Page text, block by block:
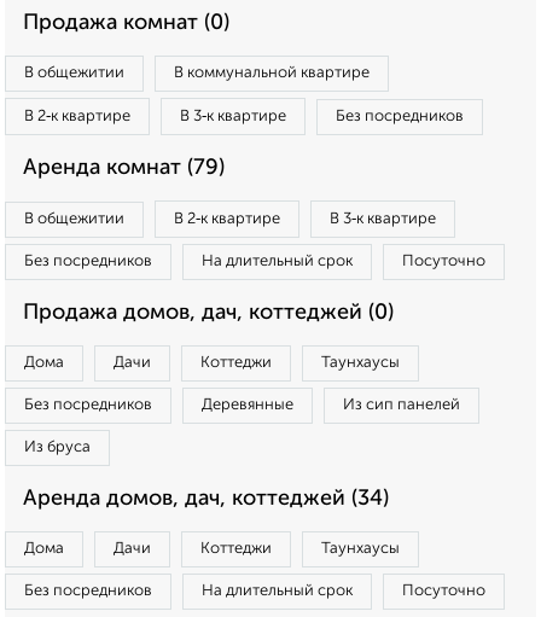
Продажа комнат (0)
В общежитии В коммунальной квартире
В 2‑к квартире В 3‑к квартире Без посредников
Аренда комнат (79)
В общежитии В 2‑к квартире В 3‑к квартире
Без посредников На длительный срок Посуточно
Продажа домов, дач, коттеджей (0)
Дома Дачи Коттеджи Таунхаусы
Без посредников Деревянные Из сип панелей
Из бруса
Аренда домов, дач, коттеджей (34)
Дома Дачи Коттеджи Таунхаусы
Без посредников На длительный срок Посуточно